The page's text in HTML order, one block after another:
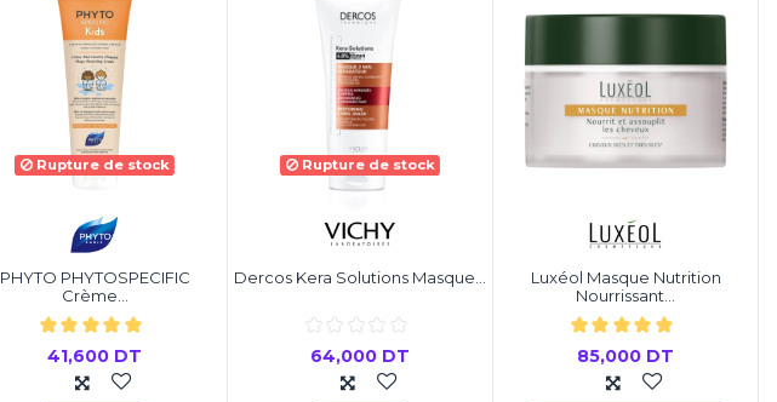
Rupture de stock
PHYTO PHYTOSPECIFIC
Crème...
41,600 DT
Rupture de stock
Dercos Kera Solutions Masque...
64,000 DT
Luxéol Masque Nutrition
Nourrissant...
85,000 DT